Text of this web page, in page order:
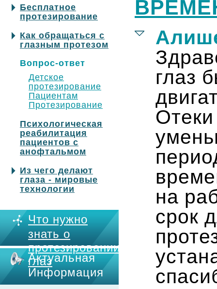
Бесплатное
протезирование
Как обращаться с
глазным протезом
Вопрос-ответ
Детское
протезирование
Пациентам
Протезирование
Психологическая
реабилитация
пациентов с
анофтальмом
Из чего делают
глаза - мировые
технологии
Что нужно
знать о
протезировании
глаз
Актуальная
Информация
глаз
на
срок